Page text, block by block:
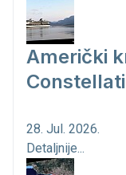
Američki
28. Jul. 2026.
Detaljnije...